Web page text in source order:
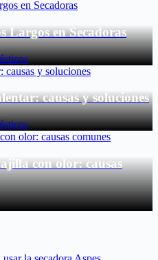
Largos en Secadoras
causas y soluciones
con olor: causas